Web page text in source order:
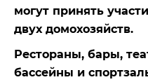
могут принять
двух домохозяйств.
Рестораны, бары,
бассейны и